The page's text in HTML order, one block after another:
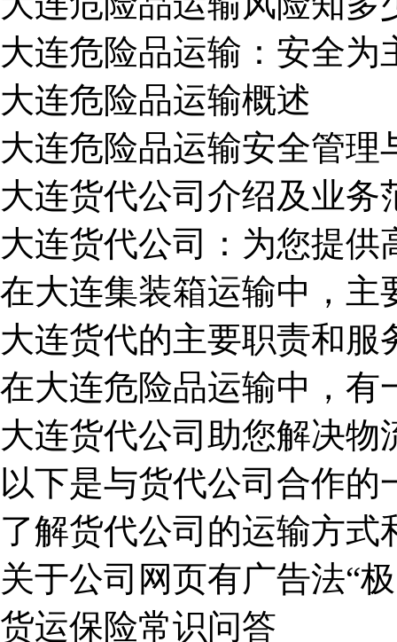
大连危险品运输：安全为
大连危险品运输概述
大连危险品运输安全管理
大连货代公司介绍及业务
大连货代公司：为您提供
在大连集装箱运输中，主
大连货代的主要职责和服
在大连危险品运输中，有
大连货代公司助您解决物
以下是与货代公司合作的
了解货代公司的运输方式
关于公司网页有广告法“
货运保险常识问答